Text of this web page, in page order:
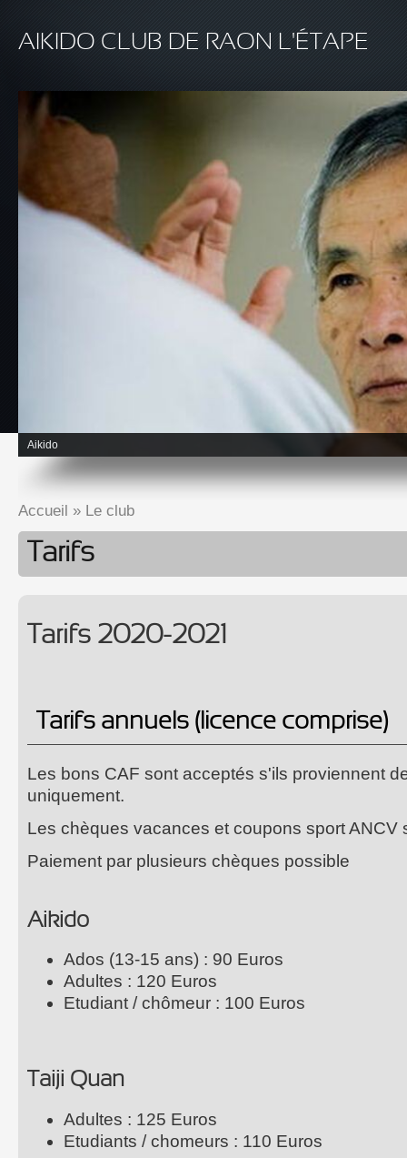
AIKIDO CLUB DE RAON L'ÉTAPE
Aikido
Accueil » Le club
Tarifs
Tarifs 2020-2021
Tarifs annuels (licence comprise)
Les bons CAF sont acceptés s'ils proviennent
uniquement.
Les chèques vacances et coupons sport ANCV
Paiement par plusieurs chèques possible
Aikido
Ados (13-15 ans) : 90 Euros
Adultes : 120 Euros
Etudiant / chômeur : 100 Euros
Taiji Quan
Adultes : 125 Euros
Etudiants / chomeurs : 110 Euros